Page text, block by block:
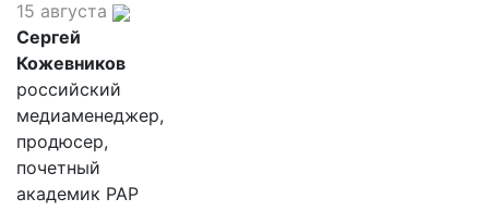
15 августа
Сергей
Кожевников
российский
медиаменеджер,
продюсер,
почетный
академик РАР